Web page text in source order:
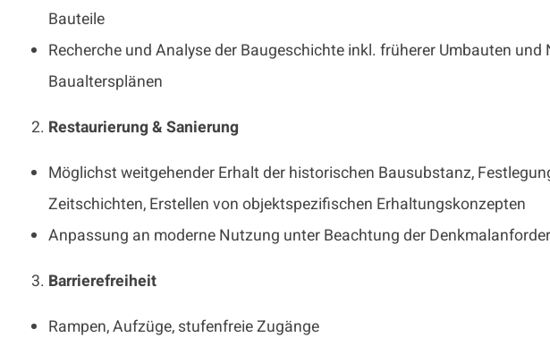
Bauteile
Recherche und Analyse der Baugeschichte inkl. früherer Umbauten und
Baualtersplänen
Restaurierung & Sanierung
Möglichst weitgehender Erhalt der historischen Bausubstanz,
Zeitschichten, Erstellen von objektspezifischen Erhaltungskonzepten
Anpassung an moderne Nutzung unter Beachtung der
Barrierefreiheit
Rampen, Aufzüge, stufenfreie Zugänge